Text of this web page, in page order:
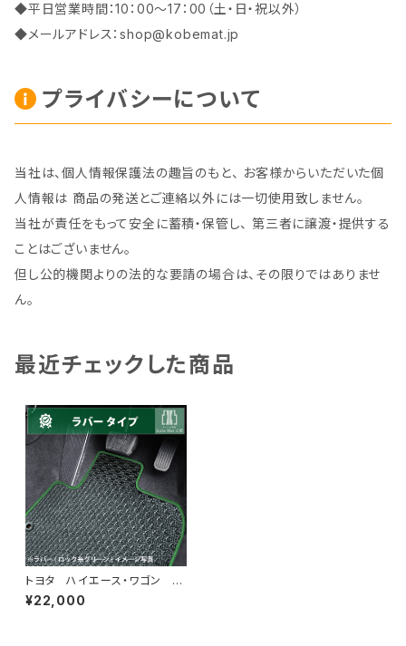
◆平日営業時間：10：00～17：00（土・日・祝以外）
◆メールアドレス：shop@kobemat.jp
プライバシーについて
当社は、個人情報保護法の趣旨のもと、 お客様からいただいた個
人情報は 商品の発送とご連絡以外には一切使用致しません。
当社が責任をもって安全に蓄積・保管し、 第三者に譲渡・提供する
ことはございません。
但し公的機関よりの法的な要請の場合は、その限りではありませ
ん。
最近チェックした商品
トヨタ ハイエース・ワゴン H1
6/8〜 200系 10人乗 フロ
アマット一式 カーマット 防
¥22,000